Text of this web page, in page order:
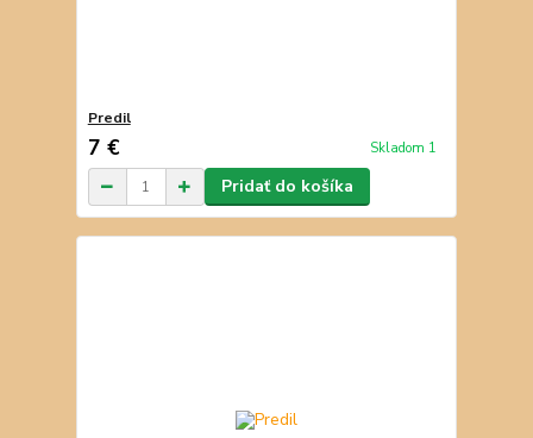
Predil
7 € Skladom 1
Pridať do košíka